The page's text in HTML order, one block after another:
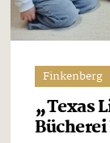
Finkenberg
„Texas